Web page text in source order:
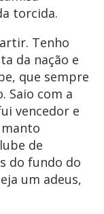
torcida.
Tenho
da nação e
que sempre
Saio com a
vencedor e
de
do fundo do
um adeus,